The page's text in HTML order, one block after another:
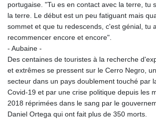
portugaise. "Tu es en contact avec la terre, tu
la terre. Le début est un peu fatiguant mais
sommet et que tu redescends, c'est génial, tu
recommencer encore et encore".
- Aubaine -
Des centaines de touristes à la recherche
et extrêmes se pressent sur le Cerro Negro,
secteur dans un pays doublement touché par
Covid-19 et par une crise politique depuis les
2018 réprimées dans le sang par le
Daniel Ortega qui ont fait plus de 350 morts.